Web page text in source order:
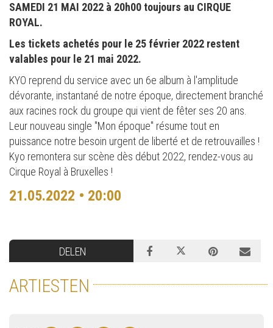
SAMEDI 21 MAI 2022 à 20h00 toujours au CIRQUE
ROYAL.
Les tickets achetés pour le 25 février 2022 restent
valables pour le 21 mai 2022.
KYO reprend du service avec un 6e album à l'amplitude
dévorante, instantané de notre époque, directement branché
aux racines rock du groupe qui vient de fêter ses 20 ans.
Leur nouveau single "Mon époque" résume tout en
puissance notre besoin urgent de liberté et de retrouvailles !
Kyo remontera sur scène dès début 2022, rendez-vous au
Cirque Royal à Bruxelles !
21.05.2022 • 20:00
DELEN
ARTIESTEN